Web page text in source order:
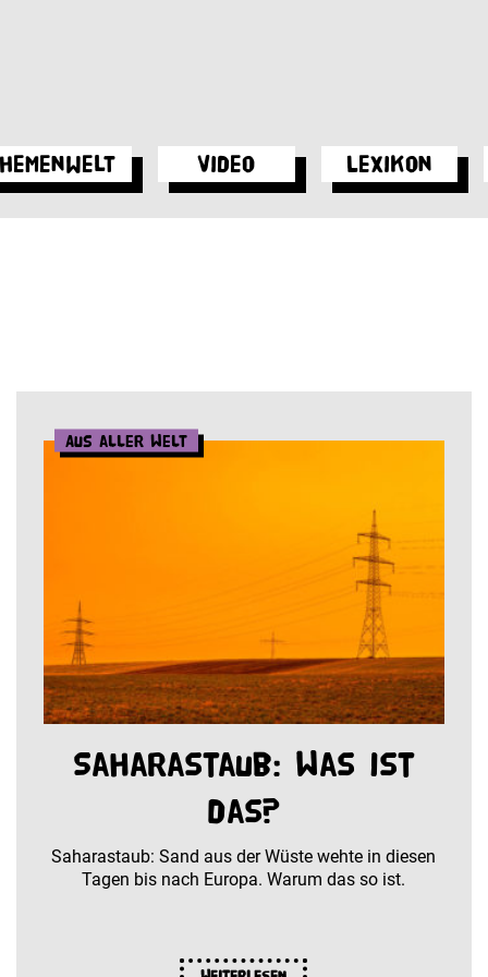
Video Lexikon
Aus aller Welt
Saharastaub: Was ist
das?
Saharastaub: Sand aus der Wüste wehte in diesen
Tagen bis nach Europa. Warum das so ist.